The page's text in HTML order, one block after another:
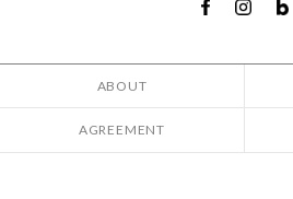
ABOUT
AGREEMENT